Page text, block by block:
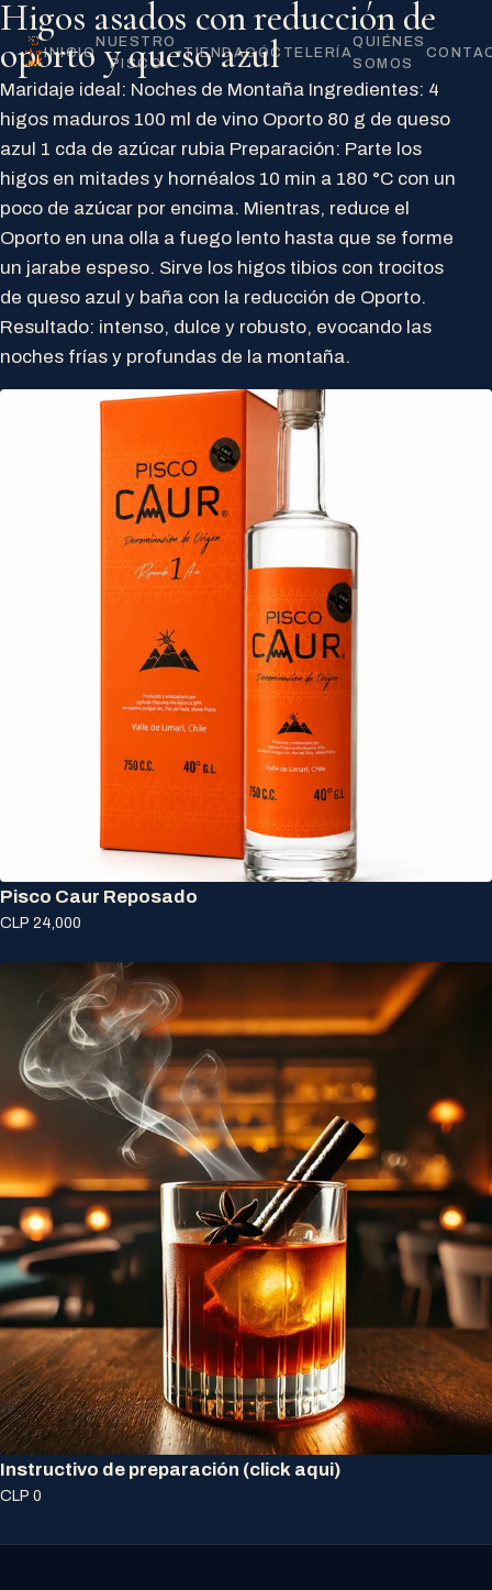
INICIO
NUESTRO
PISCO
▾TIENDACÓCTELERÍA
QUIÉNES
SOMOS
Higos asados con reducción de
oporto y queso azul
Maridaje ideal: Noches de Montaña Ingredientes: 4
higos maduros 100 ml de vino Oporto 80 g de queso
azul 1 cda de azúcar rubia Preparación: Parte los
higos en mitades y hornéalos 10 min a 180 °C con un
poco de azúcar por encima. Mientras, reduce el
Oporto en una olla a fuego lento hasta que se forme
un jarabe espeso. Sirve los higos tibios con trocitos
de queso azul y baña con la reducción de Oporto.
Resultado: intenso, dulce y robusto, evocando las
noches frías y profundas de la montaña.
Pisco Caur Reposado
CLP 24,000
Instructivo de preparación (click aqui)
CLP 0